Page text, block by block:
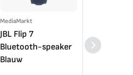
MediaMarkt
JBL Flip 7
Bluetooth-speaker
Blauw
4K TV (2025)